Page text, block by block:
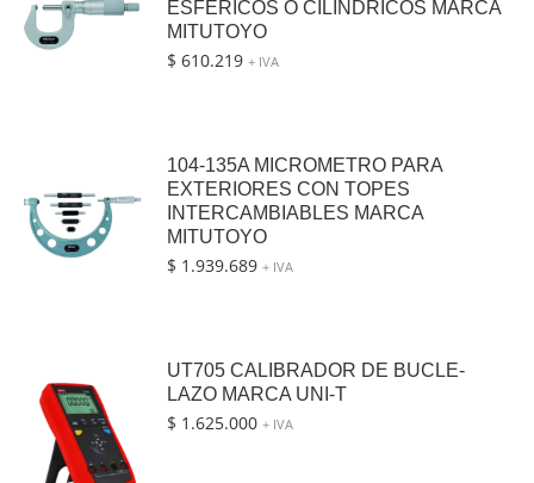
ESFERICOS O CILINDRICOS MARCA
MITUTOYO
$ 610.219 + IVA
104-135A MICROMETRO PARA
EXTERIORES CON TOPES
INTERCAMBIABLES MARCA
MITUTOYO
$ 1.939.689 + IVA
UT705 CALIBRADOR DE BUCLE-
LAZO MARCA UNI-T
$ 1.625.000 + IVA